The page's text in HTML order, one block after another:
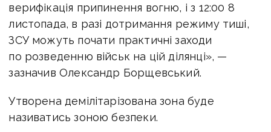
верифікація припинення вогню, і з 12:00 8
листопада, в разі дотримання режиму тиші,
ЗСУ можуть почати практичні заходи
по розведенню військ на цій ділянці», —
зазначив Олександр Борщевський.
Утворена демілітарізована зона буде
називатись зоною безпеки.